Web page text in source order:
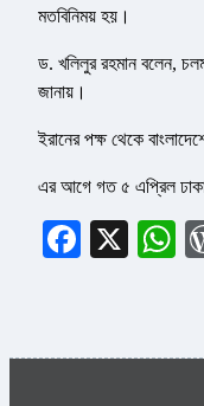
মতবিনিময় হয়।
ড. খলিলুর রহমান বলেন,
জানায়।
ইরানের পক্ষ থেকে
এর আগে গত ৫ এপ্রিল ঢাকায়
X